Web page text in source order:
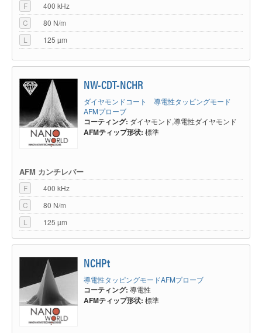
F
400 kHz
C
80 N/m
L
125 µm
NW-CDT-NCHR
ダイヤモンドコート 導電性タッピングモード
AFMプローブ
コーティング: ダイヤモンド,導電性ダイヤモンド
AFMティップ形状: 標準
AFM カンチレバー
F
400 kHz
C
80 N/m
L
125 µm
NCHPt
導電性タッピングモードAFMプローブ
コーティング: 導電性
AFMティップ形状: 標準